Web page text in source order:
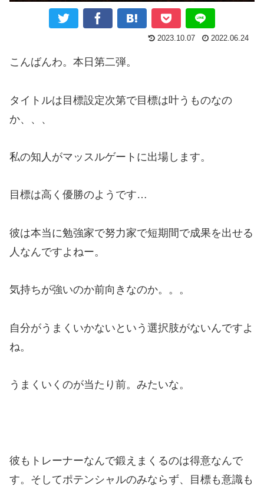
2023.10.07 2022.06.24
こんばんわ。本日第二弾。
タイトルは目標設定次第で目標は叶うものなの
か、、、
私の知人がマッスルゲートに出場します。
目標は高く優勝のようです…
彼は本当に勉強家で努力家で短期間で成果を出せる
人なんですよねー。
気持ちが強いのか前向きなのか。。。
自分がうまくいかないという選択肢がないんですよ
ね。
うまくいくのが当たり前。みたいな。
彼もトレーナーなんで鍛えまくるのは得意なんで
す。そしてポテンシャルのみならず、目標も意識も